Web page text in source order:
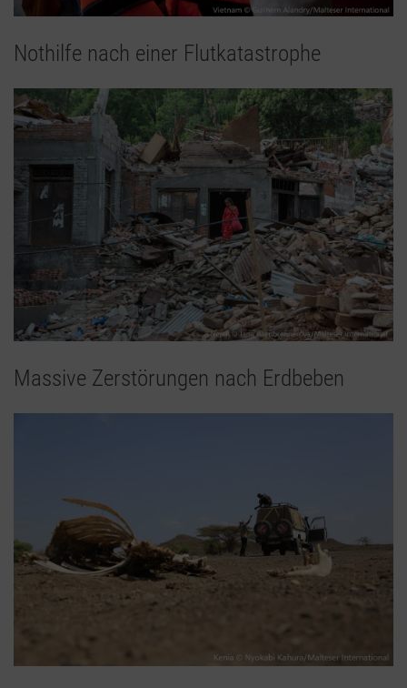
Nothilfe nach einer Flutkatastrophe
Massive Zerstörungen nach Erdbeben